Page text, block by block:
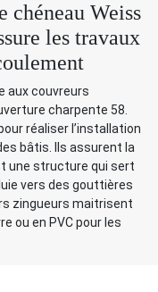
chéneau Weiss
les travaux
aux couvreurs
charpente 58.
réaliser l’installation
bâtis. Ils assurent la
une structure qui sert
vers des gouttières
zingueurs maitrisent
ou en PVC pour les